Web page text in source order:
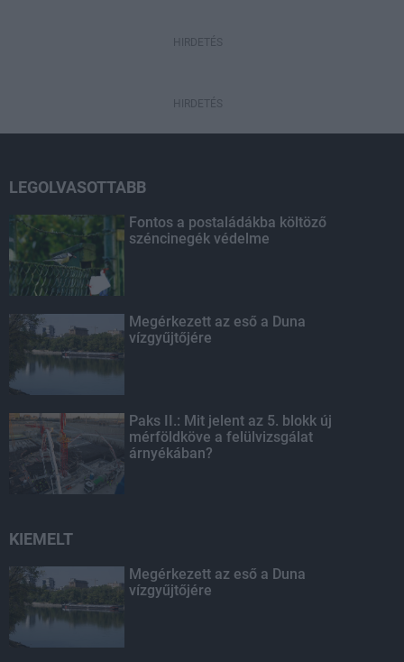
HIRDETÉS
HIRDETÉS
LEGOLVASOTTABB
Fontos a postaládákba költöző
széncinegék védelme
Megérkezett az eső a Duna
vízgyűjtőjére
Paks II.: Mit jelent az 5. blokk új
mérföldköve a felülvizsgálat
árnyékában?
KIEMELT
Megérkezett az eső a Duna
vízgyűjtőjére